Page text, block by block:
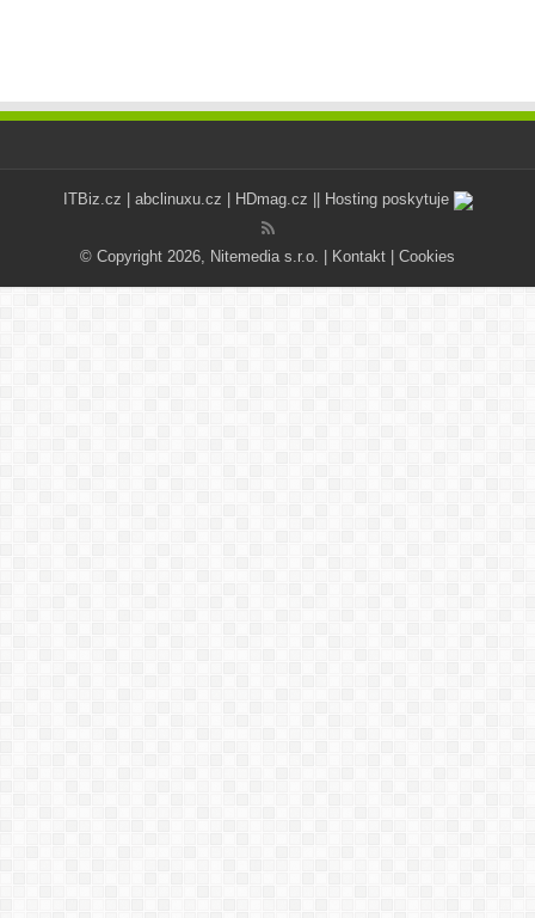
ITBiz.cz abclinuxu.cz HDmag.cz || Hosting poskytuje
© Copyright 2026, Nitemedia s.r.o. | Kontakt Cookies